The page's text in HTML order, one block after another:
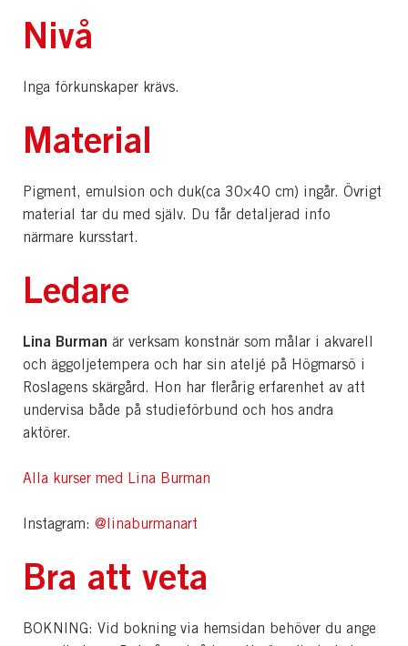
Nivå
Inga förkunskaper krävs.
Material
Pigment, emulsion och duk(ca 30×40 cm) ingår. Övrigt
material tar du med själv. Du får detaljerad info
närmare kursstart.
Ledare
Lina Burman är verksam konstnär som målar i akvarell
och äggoljetempera och har sin ateljé på Högmarsö i
Roslagens skärgård. Hon har flerårig erfarenhet av att
undervisa både på studieförbund och hos andra
aktörer.
Alla kurser med Lina Burman
Instagram: @linaburmanart
Bra att veta
BOKNING: Vid bokning via hemsidan behöver du ange